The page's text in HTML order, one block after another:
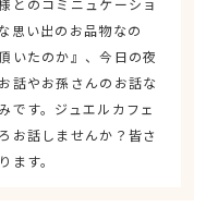
とのコミニュケーショ
思い出のお品物なの
いたのか』、今日の夜
話やお孫さんのお話な
です。ジュエルカフェ
お話しませんか？皆さ
ます。